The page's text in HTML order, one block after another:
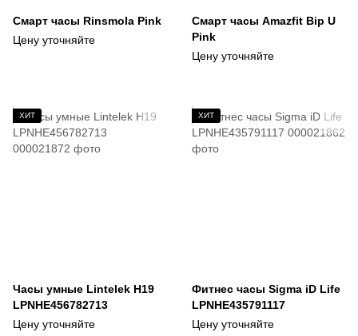
Смарт часы Rinsmola Pink
Цену уточняйте
Смарт часы Amazfit Bip U
Pink
Цену уточняйте
ХИТ
Часы умные Lintelek H19
LPNHE456782713
Цену уточняйте
ХИТ
Фитнес часы Sigma iD Life
LPNHE435791117
Цену уточняйте